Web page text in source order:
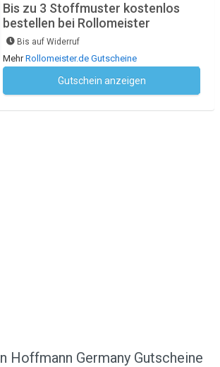
Bis zu 3 Stoffmuster kostenlos
bestellen bei Rollomeister
Bis auf Widerruf
MehrRollomeister.de Gutscheine
Gutschein anzeigen
Hoffmann Germany Gutscheine